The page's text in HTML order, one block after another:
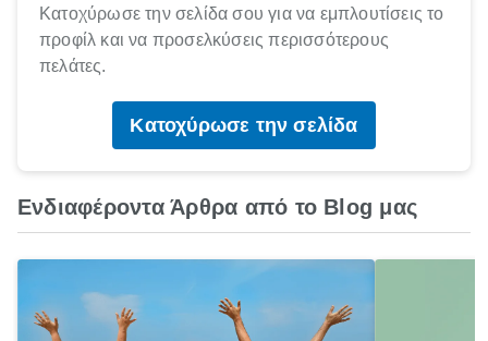
Κατοχύρωσε την σελίδα σου για να εμπλουτίσεις το
προφίλ και να προσελκύσεις περισσότερους
πελάτες.
Κατοχύρωσε την σελίδα
Ενδιαφέροντα Άρθρα από το Blog μας